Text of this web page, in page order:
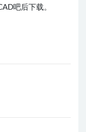
吧后下载。